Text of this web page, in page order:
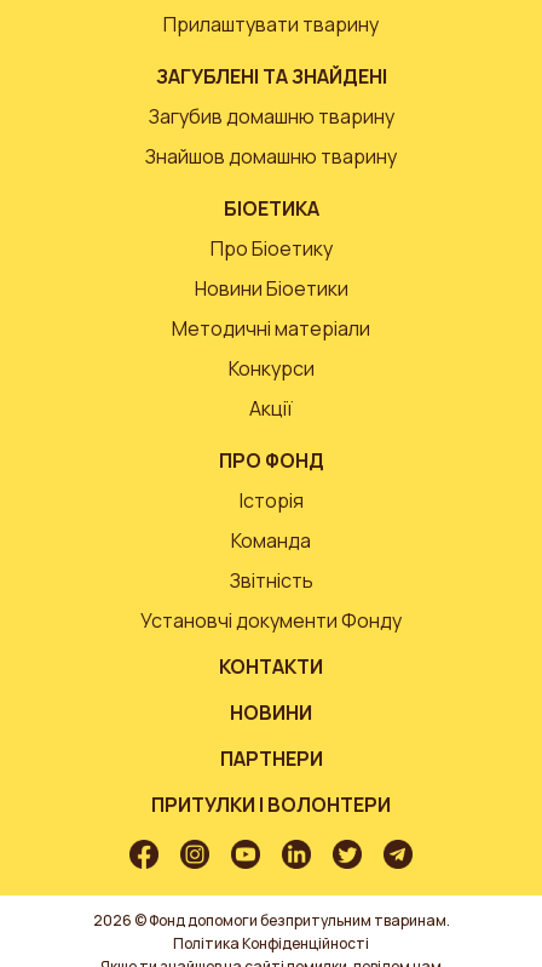
Прилаштувати тварину
ЗАГУБЛЕНІ ТА ЗНАЙДЕНІ
Загубив домашню тварину
Знайшов домашню тварину
БІОЕТИКА
Про Біоетику
Новини Біоетики
Методичні матеріали
Конкурси
Акції
ПРО ФОНД
Історія
Команда
Звітність
Установчі документи Фонду
КОНТАКТИ
НОВИНИ
ПАРТНЕРИ
ПРИТУЛКИ І ВОЛОНТЕРИ
2026 © Фонд допомоги безпритульним тваринам.
Політика Конфіденційності